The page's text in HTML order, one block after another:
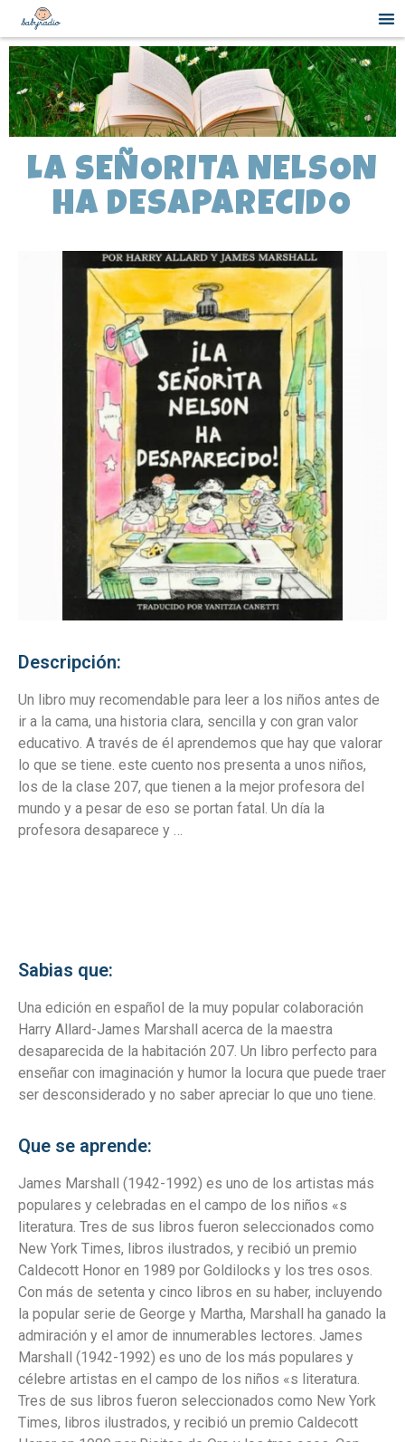
LA SEÑORITA NELSON
HA DESAPARECIDO
Descripción:
Un libro muy recomendable para leer a los niños antes de
ir a la cama, una historia clara, sencilla y con gran valor
educativo. A través de él aprendemos que hay que valorar
lo que se tiene. este cuento nos presenta a unos niños,
los de la clase 207, que tienen a la mejor profesora del
mundo y a pesar de eso se portan fatal. Un día la
profesora desaparece y …
Sabias que:
Una edición en español de la muy popular colaboración
Harry Allard-James Marshall acerca de la maestra
desaparecida de la habitación 207. Un libro perfecto para
enseñar con imaginación y humor la locura que puede traer
ser desconsiderado y no saber apreciar lo que uno tiene.
Que se aprende:
James Marshall (1942-1992) es uno de los artistas más
populares y celebradas en el campo de los niños «s
literatura. Tres de sus libros fueron seleccionados como
New York Times, libros ilustrados, y recibió un premio
Caldecott Honor en 1989 por Goldilocks y los tres osos.
Con más de setenta y cinco libros en su haber, incluyendo
la popular serie de George y Martha, Marshall ha ganado la
admiración y el amor de innumerables lectores. James
Marshall (1942-1992) es uno de los más populares y
célebre artistas en el campo de los niños «s literatura.
Tres de sus libros fueron seleccionados como New York
Times, libros ilustrados, y recibió un premio Caldecott